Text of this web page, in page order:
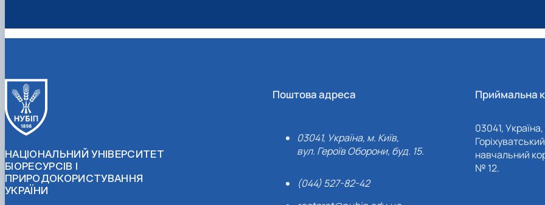
НАЦІОНАЛЬНИЙ УНІВЕРСИТЕТ
БІОРЕСУРСІВ І
ПРИРОДОКОРИСТУВАННЯ
УКРАЇНИ
Поштова адреса
03041, Україна, м. Київ,
вул. Героїв Оборони, буд. 15.
(044) 527-82-42
Приймальна
03041,
навчальний
№ 12.